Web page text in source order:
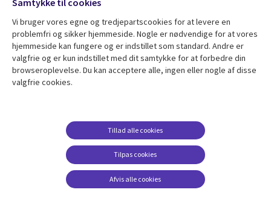
Se mere
Library
DENMARK
Artikler
Kundehistorier
Support
Accessibility
Suppliers
Change consent
Media
DENMARK
Vi bruger vores egne og tredjepartscookies for at levere en
problemfri og sikker hjemmeside. Nogle er nødvendige for at vores
hjemmeside kan fungere og er indstillet som standard. Andre er
valgfrie og er kun indstillet med dit samtykke for at forbedre din
browseroplevelse. Du kan acceptere alle, ingen eller nogle af disse
valgfrie cookies.
Tilpas cookies
Tillad alle cookies
Afvis alle cookies